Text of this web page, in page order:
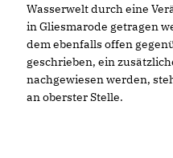
Wasserwelt durch eine
in Gliesmarode getragen
dem ebenfalls offen
geschrieben, ein
nachgewiesen werden,
an oberster Stelle.